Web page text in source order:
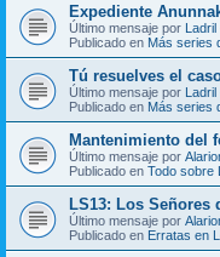
Expediente
Último mensaje por Ladril
Publicado en Más series
Tú resuelves el
Último mensaje por Ladril
Publicado en Más series
Mantenimiento del
Último mensaje por
Publicado en Todo sobre
LS13: Los Señores
Último mensaje por
Publicado en Erratas en